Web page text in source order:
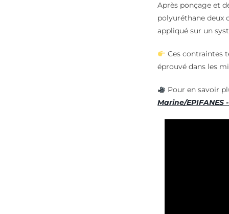
Après ponçage et
polyuréthane deux
appliqué sur un
Ces contraintes
éprouvé dans les
Pour en savoir
Marine/EPIFANES